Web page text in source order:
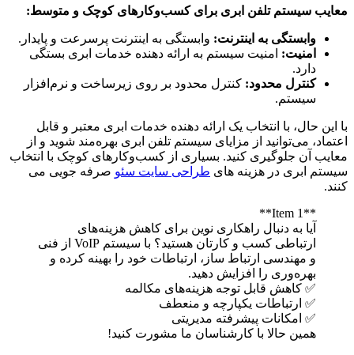
معایب سیستم تلفن ابری برای کسب‌وکارهای کوچک و متوسط:
وابستگی به اینترنت: وابستگی به اینترنت پرسرعت و پایدار.
امنیت: امنیت سیستم به ارائه دهنده خدمات ابری بستگی
دارد.
کنترل محدود: کنترل محدود بر روی زیرساخت و نرم‌افزار
سیستم.
با این حال، با انتخاب یک ارائه دهنده خدمات ابری معتبر و قابل
اعتماد، می‌توانید از مزایای سیستم تلفن ابری بهره‌مند شوید و از
معایب آن جلوگیری کنید. بسیاری از کسب‌وکارهای کوچک با انتخاب
سیستم ابری در هزینه های طراحی سایت سئو صرفه جویی می
کنند.
**Item 1**
آیا به دنبال راهکاری نوین برای کاهش هزینه‌های
ارتباطی کسب و کارتان هستید؟ با سیستم VoIP از فنی
و مهندسی ارتباط ساز، ارتباطات خود را بهینه کرده و
بهره‌وری را افزایش دهید.
✅ کاهش قابل توجه هزینه‌های مکالمه
✅ ارتباطات یکپارچه و منعطف
✅ امکانات پیشرفته مدیریتی
همین حالا با کارشناسان ما مشورت کنید!